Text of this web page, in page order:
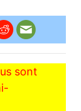
sont